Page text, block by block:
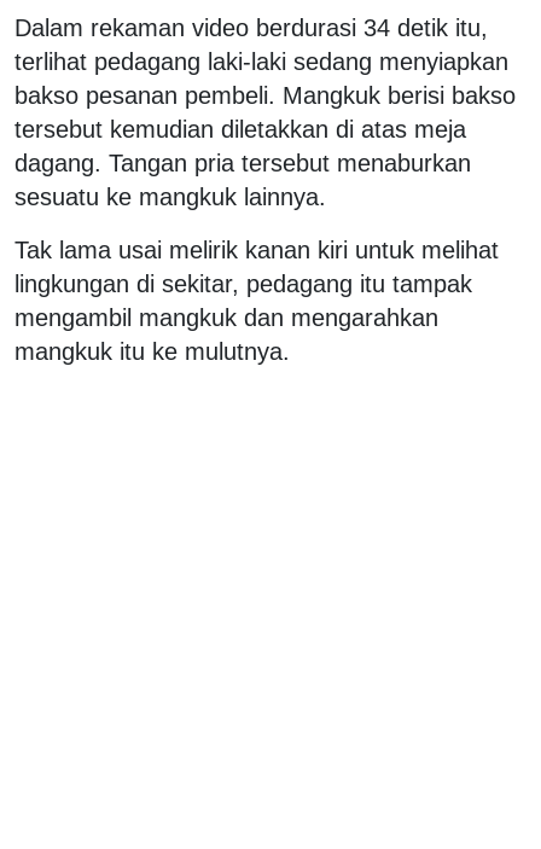
Dalam rekaman video berdurasi 34 detik itu,
terlihat pedagang laki-laki sedang menyiapkan
bakso pesanan pembeli. Mangkuk berisi bakso
tersebut kemudian diletakkan di atas meja
dagang. Tangan pria tersebut menaburkan
sesuatu ke mangkuk lainnya.
Tak lama usai melirik kanan kiri untuk melihat
lingkungan di sekitar, pedagang itu tampak
mengambil mangkuk dan mengarahkan
mangkuk itu ke mulutnya.